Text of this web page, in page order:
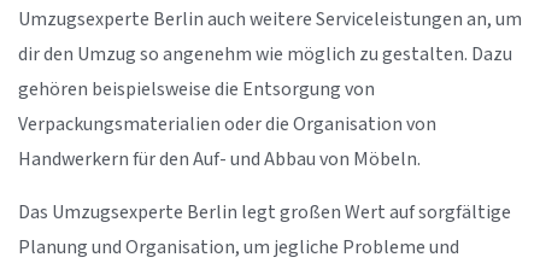
Umzugsexperte Berlin auch weitere Serviceleistungen an, um
dir den Umzug so angenehm wie möglich zu gestalten. Dazu
gehören beispielsweise die Entsorgung von
Verpackungsmaterialien oder die Organisation von
Handwerkern für den Auf- und Abbau von Möbeln.
Das Umzugsexperte Berlin legt großen Wert auf sorgfältige
Planung und Organisation, um jegliche Probleme und